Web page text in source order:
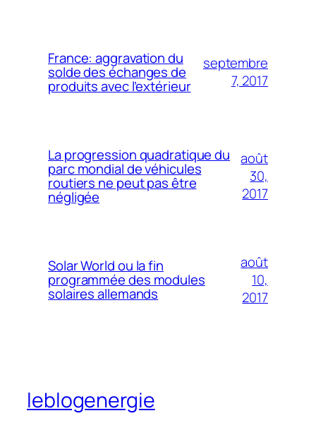
France: aggravation du
solde des échanges de
produits avec l’extérieur
septembre
7, 2017
La progression quadratique du
parc mondial de véhicules
routiers ne peut pas être
négligée
août
30,
2017
Solar World ou la fin
programmée des modules
solaires allemands
août
10,
2017
leblogenergie